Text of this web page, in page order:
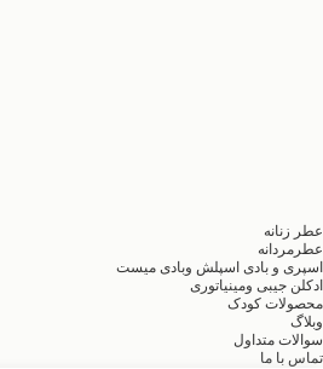
عطر زنانه
عطرمردانه
اسپری و بادی اسپلش وبادی میست
ادکلن جیبی ومینیاتوری
محصولات کودک
وبلاگ
سوالات متداول
تماس با ما